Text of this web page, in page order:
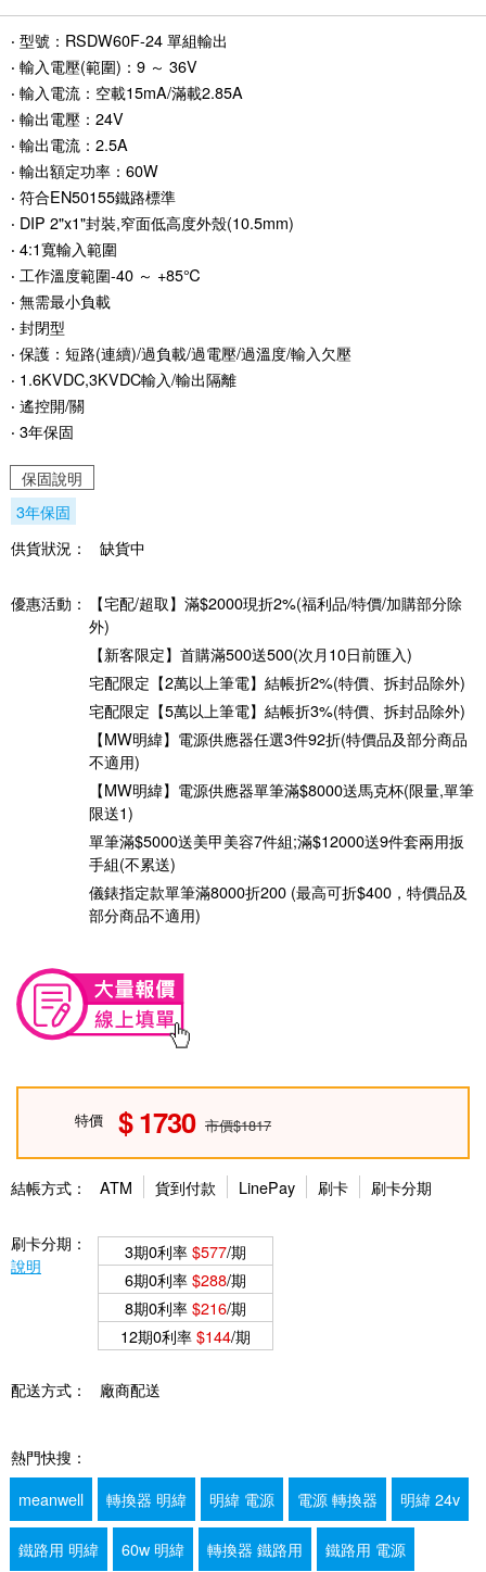
‧ 型號：RSDW60F-24 單組輸出
‧ 輸入電壓(範圍)：9 ～ 36V
‧ 輸入電流：空載15mA/滿載2.85A
‧ 輸出電壓：24V
‧ 輸出電流：2.5A
‧ 輸出額定功率：60W
‧ 符合EN50155鐵路標準
‧ DIP 2"x1"封裝,窄面低高度外殼(10.5mm)
‧ 4:1寬輸入範圍
‧ 工作溫度範圍-40 ～ +85℃
‧ 無需最小負載
‧ 封閉型
‧ 保護：短路(連續)/過負載/過電壓/過溫度/輸入欠壓
‧ 1.6KVDC,3KVDC輸入/輸出隔離
‧ 遙控開/關
‧ 3年保固
保固說明
3年保固
供貨狀況：
缺貨中
優惠活動：
【宅配/超取】滿$2000現折2%(福利品/特價/加購部分除
外)
【新客限定】首購滿500送500(次月10日前匯入)
宅配限定【2萬以上筆電】結帳折2%(特價、拆封品除外)
宅配限定【5萬以上筆電】結帳折3%(特價、拆封品除外)
【MW明緯】電源供應器任選3件92折(特價品及部分商品
不適用)
【MW明緯】電源供應器單筆滿$8000送馬克杯(限量,單筆
限送1)
單筆滿$5000送美甲美容7件組;滿$12000送9件套兩用扳
手組(不累送)
儀錶指定款單筆滿8000折200 (最高可折$400，特價品及
部分商品不適用)
特價 1730 市價$1817
結帳方式： ATM 貨到付款 LinePay 刷卡 刷卡分期
刷卡分期：
說明
3期0利率$577/期
6期0利率$288/期
8期0利率$216/期
12期0利率$144/期
配送方式： 廠商配送
熱門快搜：
meanwell
轉換器 明緯 明緯 電源 電源 轉換器 明緯 24v
鐵路用 明緯 60w 明緯 轉換器 鐵路用 鐵路用 電源